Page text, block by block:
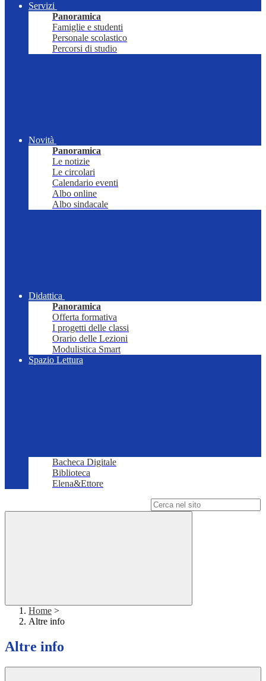
Servizi
Panoramica
Famiglie e studenti
Personale scolastico
Percorsi di studio
Novità
Panoramica
Le notizie
Le circolari
Calendario eventi
Albo online
Albo sindacale
Didattica
Panoramica
Offerta formativa
I progetti delle classi
Orario delle Lezioni
Modulistica Smart
Spazio Lettura
Bacheca Digitale
Biblioteca
Elena&Ettore
Home >
Altre info
Altre info